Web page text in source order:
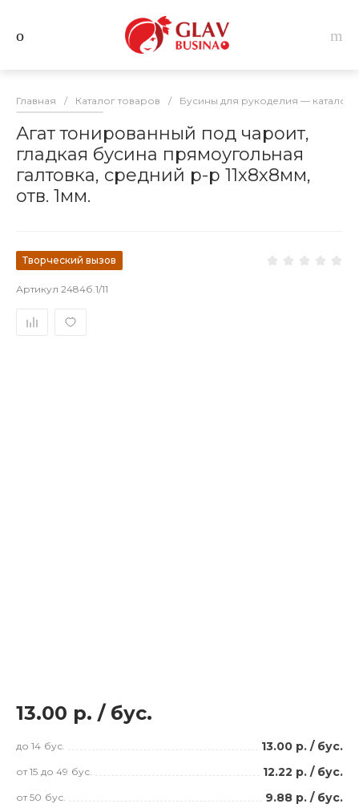
Главная / Каталог товаров / Бусины для рукоделия — каталог
Агат тонированный под чароит,
гладкая бусина прямоугольная
галтовка, средний р-р 11х8х8мм,
отв. 1мм.
Творческий вызов
Артикул 2484б.1/11
13.00 р. / бус.
до 14 бус. 13.00 р. / бус.
от 15 до 49 бус. 12.22 р. / бус.
от 50 бус. 9.88 р. / бус.